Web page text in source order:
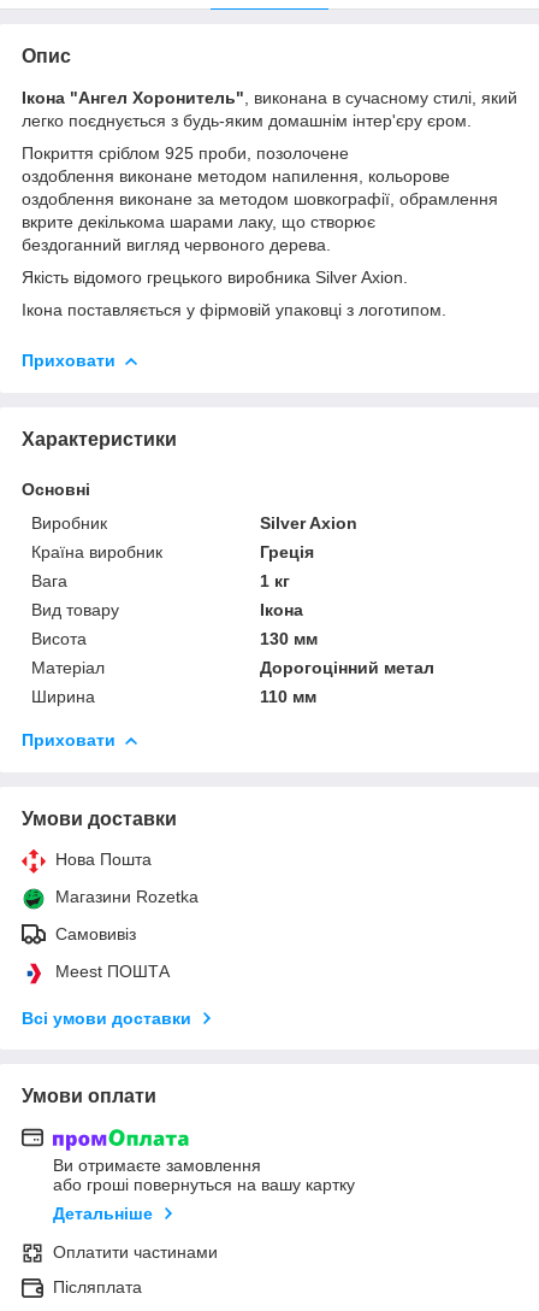
Опис
Ікона "Ангел Хоронитель" , виконана в сучасному стилі, який
легко поєднується з будь-яким домашнім інтер'єру єром.
Покриття сріблом 925 проби, позолочене
оздоблення виконане методом напилення, кольорове
оздоблення виконане за методом шовкографії, обрамлення
вкрите декількома шарами лаку, що створює
бездоганний вигляд червоного дерева.
Якість відомого грецького виробника Silver Axion.
Ікона поставляється у фірмовій упаковці з логотипом.
Приховати
Характеристики
Основні
Виробник
Silver Axion
Країна виробник
Греція
Вага
1 кг
Вид товару
Ікона
Висота
130 мм
Матеріал
Дорогоцінний метал
Ширина
110 мм
Приховати
Умови доставки
Нова Пошта
Магазини Rozetka
Самовивіз
Meest ПОШТА
Всі умови доставки
Умови оплати
Ви отримаєте замовлення
або гроші повернуться на вашу картку
Детальніше
Оплатити частинами
Післяплата